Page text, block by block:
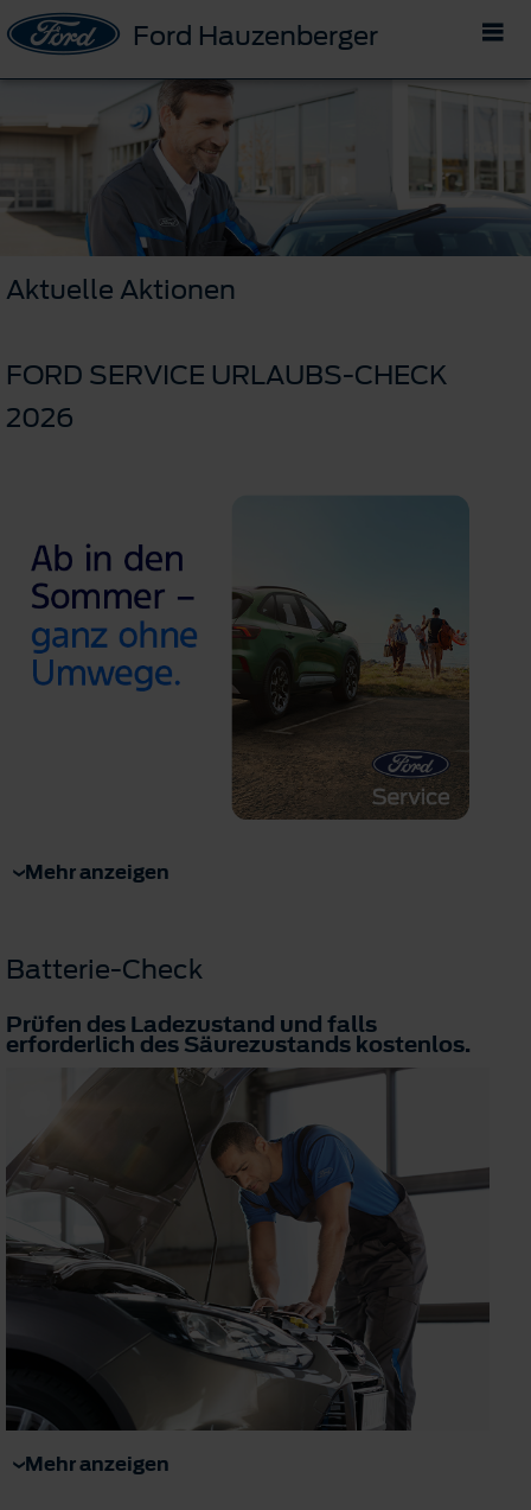
Ford Hauzenberger
Aktuelle Aktionen
FORD SERVICE URLAUBS-CHECK
2026
Mehr anzeigen
Batterie-Check
Prüfen des Ladezustand und falls
erforderlich des Säurezustandskostenlos.
Mehr anzeigen